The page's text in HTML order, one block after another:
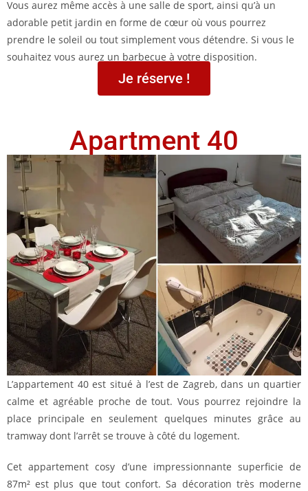
Vous aurez même accès à une salle de sport, ainsi qu’à un
adorable petit jardin en forme de cœur où vous pourrez
prendre le soleil ou tout simplement vous détendre. Si vous le
souhaitez vous aurez un barbecue à votre disposition.
Je réserve !
Apartment 40
L’appartement 40 est situé à l’est de Zagreb, dans un quartier
calme et agréable proche de tout. Vous pourrez rejoindre la
place principale en seulement quelques minutes grâce au
tramway dont l’arrêt se trouve à côté du logement.
Cet appartement cosy d’une impressionnante superficie de
87m² est plus que tout confort. Sa décoration très moderne